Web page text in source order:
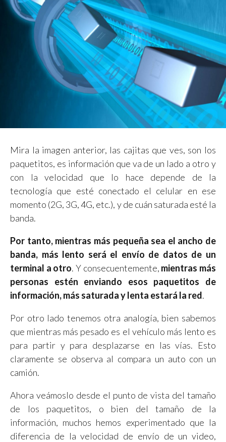
Mira la imagen anterior, las cajitas que ves, son los
paquetitos, es información que va de un lado a otro y
con la velocidad que lo hace depende de la
tecnología que esté conectado el celular en ese
momento (2G, 3G, 4G, etc.), y de cuán saturada esté la
banda.
Por tanto, mientras más pequeña sea el ancho de
banda, más lento será el envío de datos de un
terminal a otro. Y consecuentemente, mientras más
personas estén enviando esos paquetitos de
información, más saturada y lenta estará la red.
Por otro lado tenemos otra analogía, bien sabemos
que mientras más pesado es el vehículo más lento es
para partir y para desplazarse en las vías. Esto
claramente se observa al compara un auto con un
camión.
Ahora veámoslo desde el punto de vista del tamaño
de los paquetitos, o bien del tamaño de la
información, muchos hemos experimentado que la
diferencia de la velocidad de envío de un video,